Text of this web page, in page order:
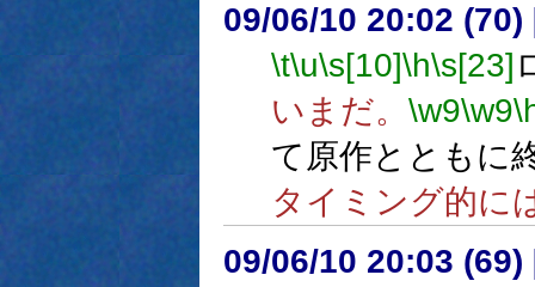
09/06/10 20:02 (70)
\t\u\s[10]\h\s[23]
いまだ。 \w9\w9
て原作とともに
タイミング的に
09/06/10 20:03 (69)